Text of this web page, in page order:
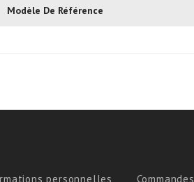
Modèle De Référence
personnelles Commandes